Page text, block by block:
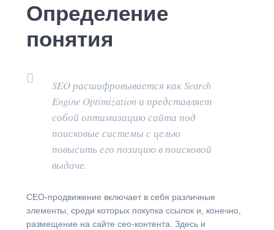
Определение
понятия
SEO расшифровывается как Search
Engine Optimization и представляет
собой оптимизацию сайта под
поисковые системы с целью
повысить его позицию в поисковой
выдаче.
СЕО-продвижение включает в себя различные
элементы, среди которых покупка ссылок и, конечно,
размещение на сайте сео-контента. Здесь и